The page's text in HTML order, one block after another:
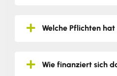
Welche Pflichten
Wie finanziert sich